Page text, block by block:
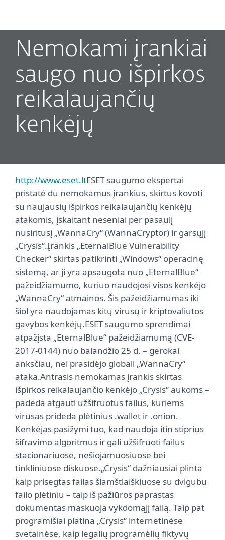
Nemokami įrankiai
saugo nuo išpirkos
reikalaujančių
kenkėjų
http://www.eset.ltESET saugumo ekspertai
pristatė du nemokamus įrankius, skirtus kovoti
su naujausių išpirkos reikalaujančių kenkėjų
atakomis, įskaitant neseniai per pasaulį
nusiritusį „WannaCry“ (WannaCryptor) ir garsųjį
„Crysis“.Įrankis „EternalBlue Vulnerability
Checker“ skirtas patikrinti „Windows“ operacinę
sistemą, ar ji yra apsaugota nuo „EternalBlue“
pažeidžiamumo, kuriuo naudojosi visos kenkėjo
„WannaCry“ atmainos. Šis pažeidžiamumas iki
šiol yra naudojamas kitų virusų ir kriptovaliutos
gavybos kenkėjų.ESET saugumo sprendimai
atpažįsta „EternalBlue“ pažeidžiamumą (CVE-
2017-0144) nuo balandžio 25 d. – gerokai
anksčiau, nei prasidėjo globali „WannaCry“
ataka.Antrasis nemokamas įrankis skirtas
išpirkos reikalaujančio kenkėjo „Crysis“ aukoms –
padeda atgauti užšifruotus failus, kuriems
virusas prideda plėtinius .wallet ir .onion.
Kenkėjas pasižymi tuo, kad naudoja itin stiprius
šifravimo algoritmus ir gali užšifruoti failus
stacionariuose, nešiojamuosiuose bei
tinkliniuose diskuose.„Crysis“ dažniausiai plinta
kaip prisegtas failas šlamštlaiškiuose su dvigubu
failo plėtiniu – taip iš pažiūros paprastas
dokumentas maskuoja vykdomąjį failą. Taip pat
programišiai platina „Crysis“ internetinėse
svetainėse, kaip legalių programėlių fiktyvų